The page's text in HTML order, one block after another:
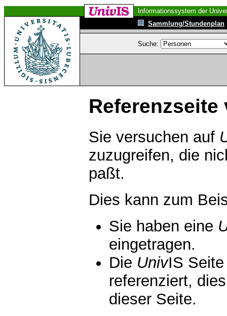
Informationssystem der
Sammlung/Stundenplan
Suche:
Referenzseite
Sie versuchen auf
zuzugreifen, die
paßt.
Dies kann zum
Sie haben eine
eingetragen.
Die UnivIS
referenziert,
dieser Seite.